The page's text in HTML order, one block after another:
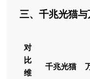
三、千兆光猫
对
比
维
千兆光猫